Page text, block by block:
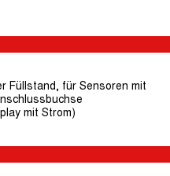
Füllstand, für Sensoren mit
mit Strom)